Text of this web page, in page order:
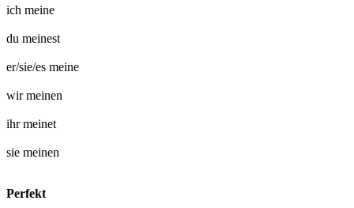
ich meine
du meinest
er/sie/es meine
wirmeinen
ihrmeinet
sie meinen
Perfekt